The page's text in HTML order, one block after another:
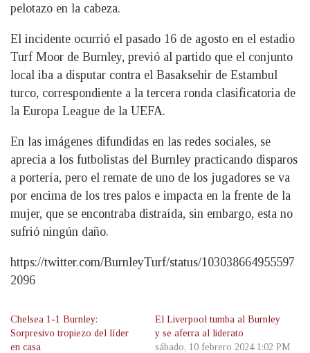
pelotazo en la cabeza.
El incidente ocurrió el pasado 16 de agosto en el estadio
Turf Moor de Burnley, previó al partido que el conjunto
local iba a disputar contra el Basaksehir de Estambul
turco, correspondiente a la tercera ronda clasificatoria de
la Europa League de la UEFA.
En las imágenes difundidas en las redes sociales, se
aprecia a los futbolistas del Burnley practicando disparos
a portería, pero el remate de uno de los jugadores se va
por encima de los tres palos e impacta en la frente de la
mujer, que se encontraba distraída, sin embargo, esta no
sufrió ningún daño.
https://twitter.com/BurnleyTurf/status/103038664955597
2096
Chelsea 1-1 Burnley:
Sorpresivo tropiezo del líder
en casa
El Liverpool tumba al Burnley
y se aferra al liderato
sábado, 10 febrero 2024 1:02 PM